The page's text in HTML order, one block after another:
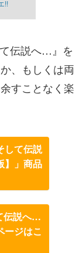
!!
伝説へ…』を
、もしくは両
すことなく楽
して伝説
」商品
伝説へ…
ージはこ